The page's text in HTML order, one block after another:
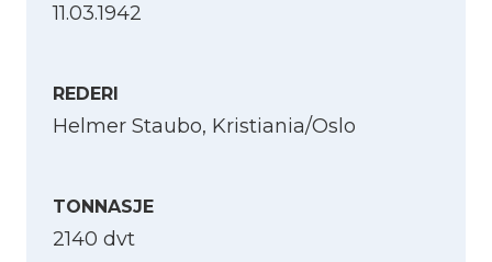
11.03.1942
REDERI
Helmer Staubo, Kristiania/Oslo
TONNASJE
2140 dvt